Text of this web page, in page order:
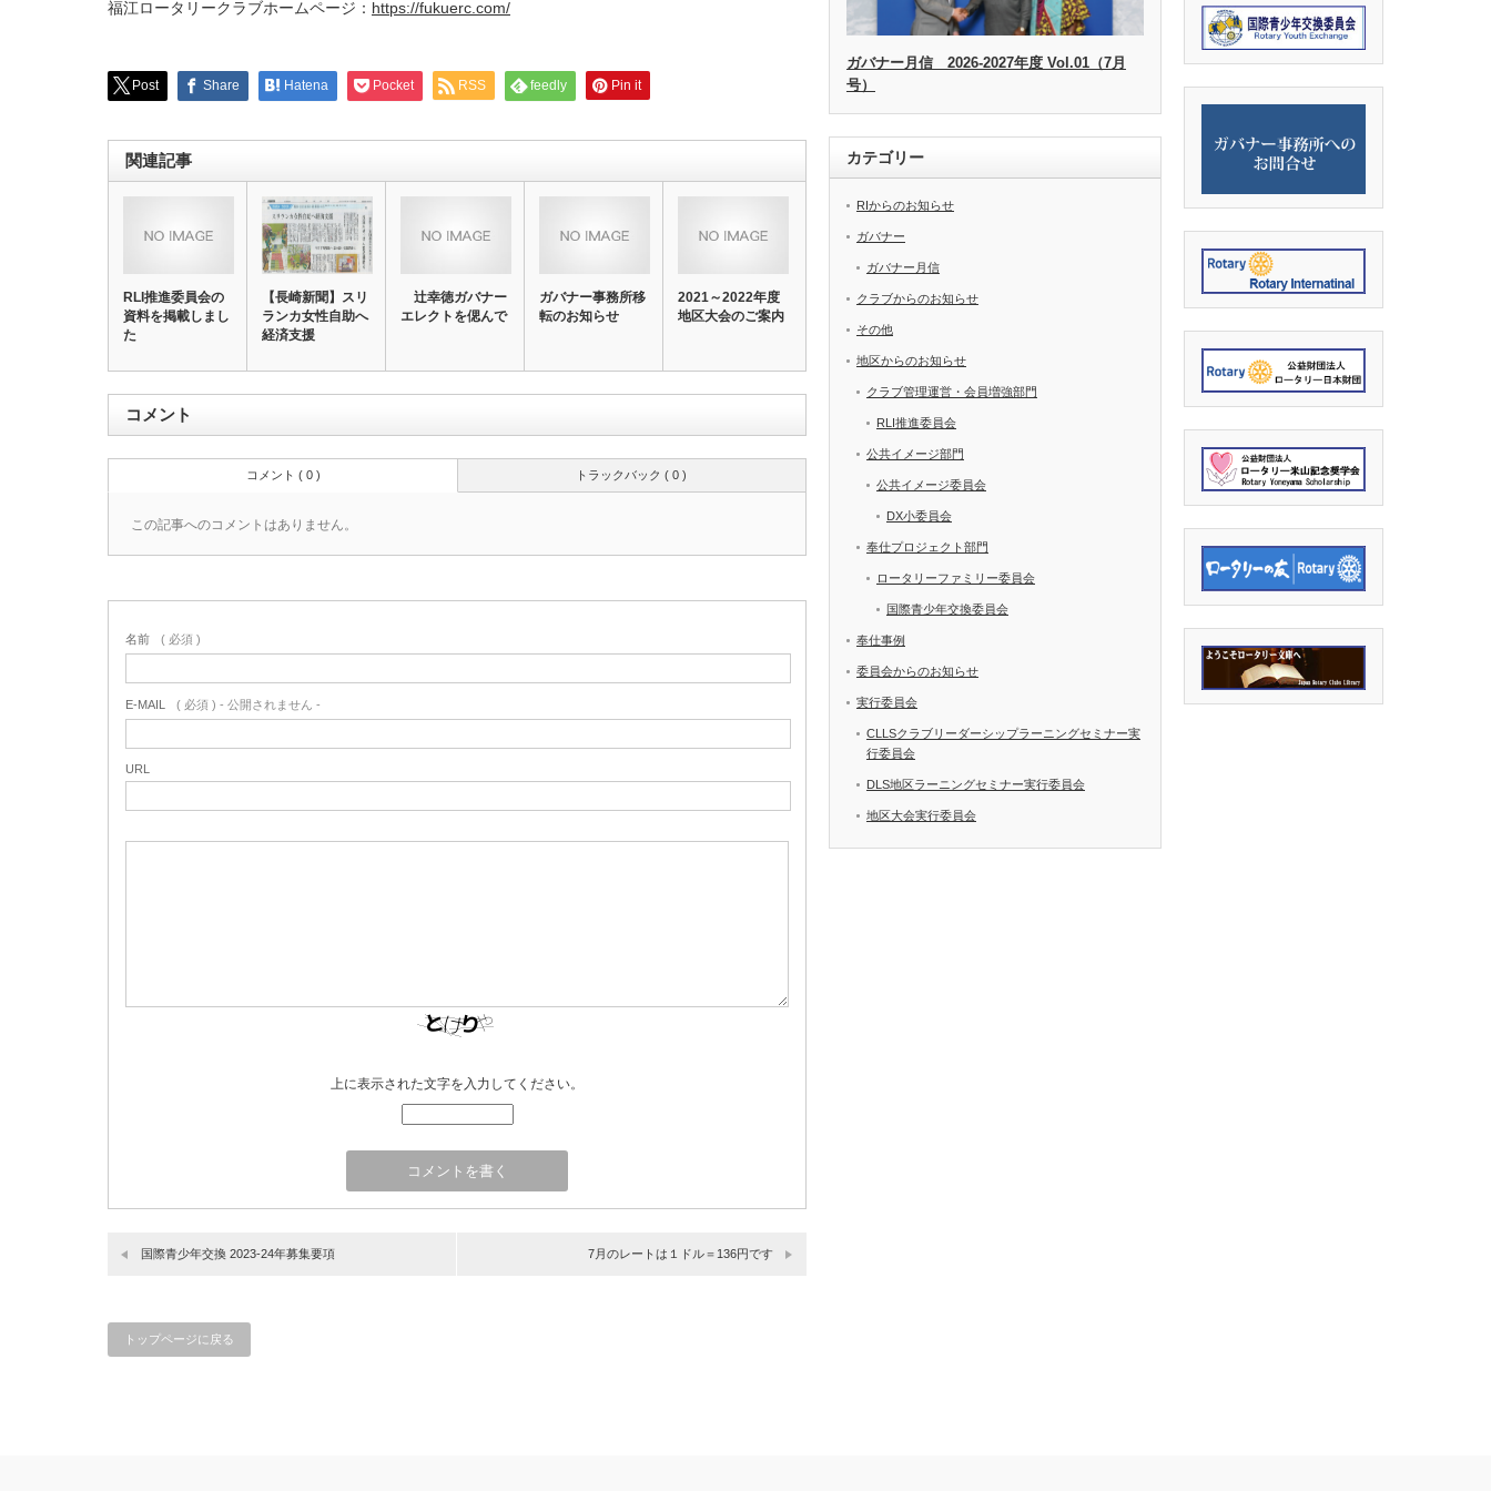
福江ロータリークラブホームページ： https://fukuerc.com/
Post Share Hatena Pocket RSS feedly Pin it
関連記事
RLI推進委員会の
資料を掲載しまし
た
【長崎新聞】スリ
ランカ女性自助へ
経済支援
辻幸徳ガバナー
エレクトを偲んで
ガバナー事務所移
転のお知らせ
2021～2022年度
地区大会のご案内
コメント
トラックバック ( 0 )
コメント ( 0 )
この記事へのコメントはありません。
名前 ( 必須 )
E-MAIL ( 必須 ) - 公開されません -
URL
上に表示された文字を入力してください。
国際青少年交換 2023-24年募集要項 7月のレートは１ドル＝136円です
トップページに戻る
ガバナー月信 2026-2027年度 Vol.01（7月
号）
カテゴリー
RIからのお知らせ
ガバナー
ガバナー月信
クラブからのお知らせ
その他
地区からのお知らせ
クラブ管理運営・会員増強部門
RLI推進委員会
公共イメージ部門
公共イメージ委員会
DX小委員会
奉仕プロジェクト部門
ロータリーファミリー委員会
国際青少年交換委員会
奉仕事例
委員会からのお知らせ
実行委員会
CLLSクラブリーダーシップラーニングセミナー実
行委員会
DLS地区ラーニングセミナー実行委員会
地区大会実行委員会